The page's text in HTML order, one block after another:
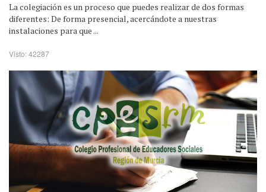
La colegiación es un proceso que puedes realizar de dos formas
diferentes: De forma presencial, acercándote a nuestras
instalaciones para que ...
Visto: 42287